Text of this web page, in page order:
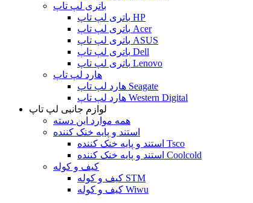
باتری لپ تاپ
باتری لپ تاپ HP
باتری لپ تاپ Acer
باتری لپ تاپ ASUS
باتری لپ تاپ Dell
باتری لپ تاپ Lenovo
هارد لپ تاپ
هارد لپ تاپ Seagate
هارد لپ تاپ Western Digital
لوازم جانبی لپ تاپ
همه موارد این دسته
استند و پایه خنک کننده
استند و پایه خنک کننده Tsco
استند و پایه خنک کننده Coolcold
کیف و کوله
کیف و کوله STM
کیف و کوله Wiwu